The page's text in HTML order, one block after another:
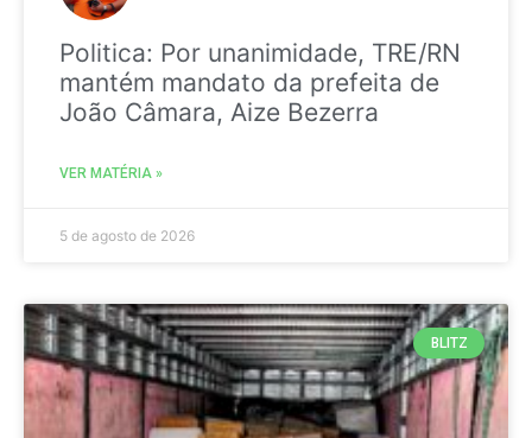
Politica: Por unanimidade, TRE/RN
mantém mandato da prefeita de
João Câmara, Aize Bezerra
VER MATÉRIA »
5 de agosto de 2026
BLITZ